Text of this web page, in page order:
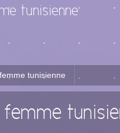
tunisienne
tunisienne
femme